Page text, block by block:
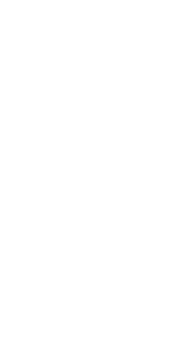
полиграфической продукции.